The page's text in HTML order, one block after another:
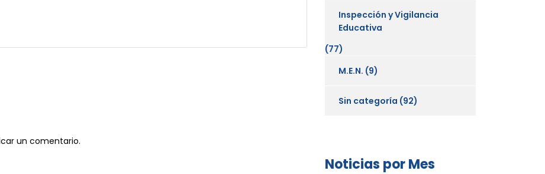
un comentario.
Inspección y Vigilancia
Educativa
(77)
M.E.N. (9)
Sin categoría (92)
Noticias por Mes